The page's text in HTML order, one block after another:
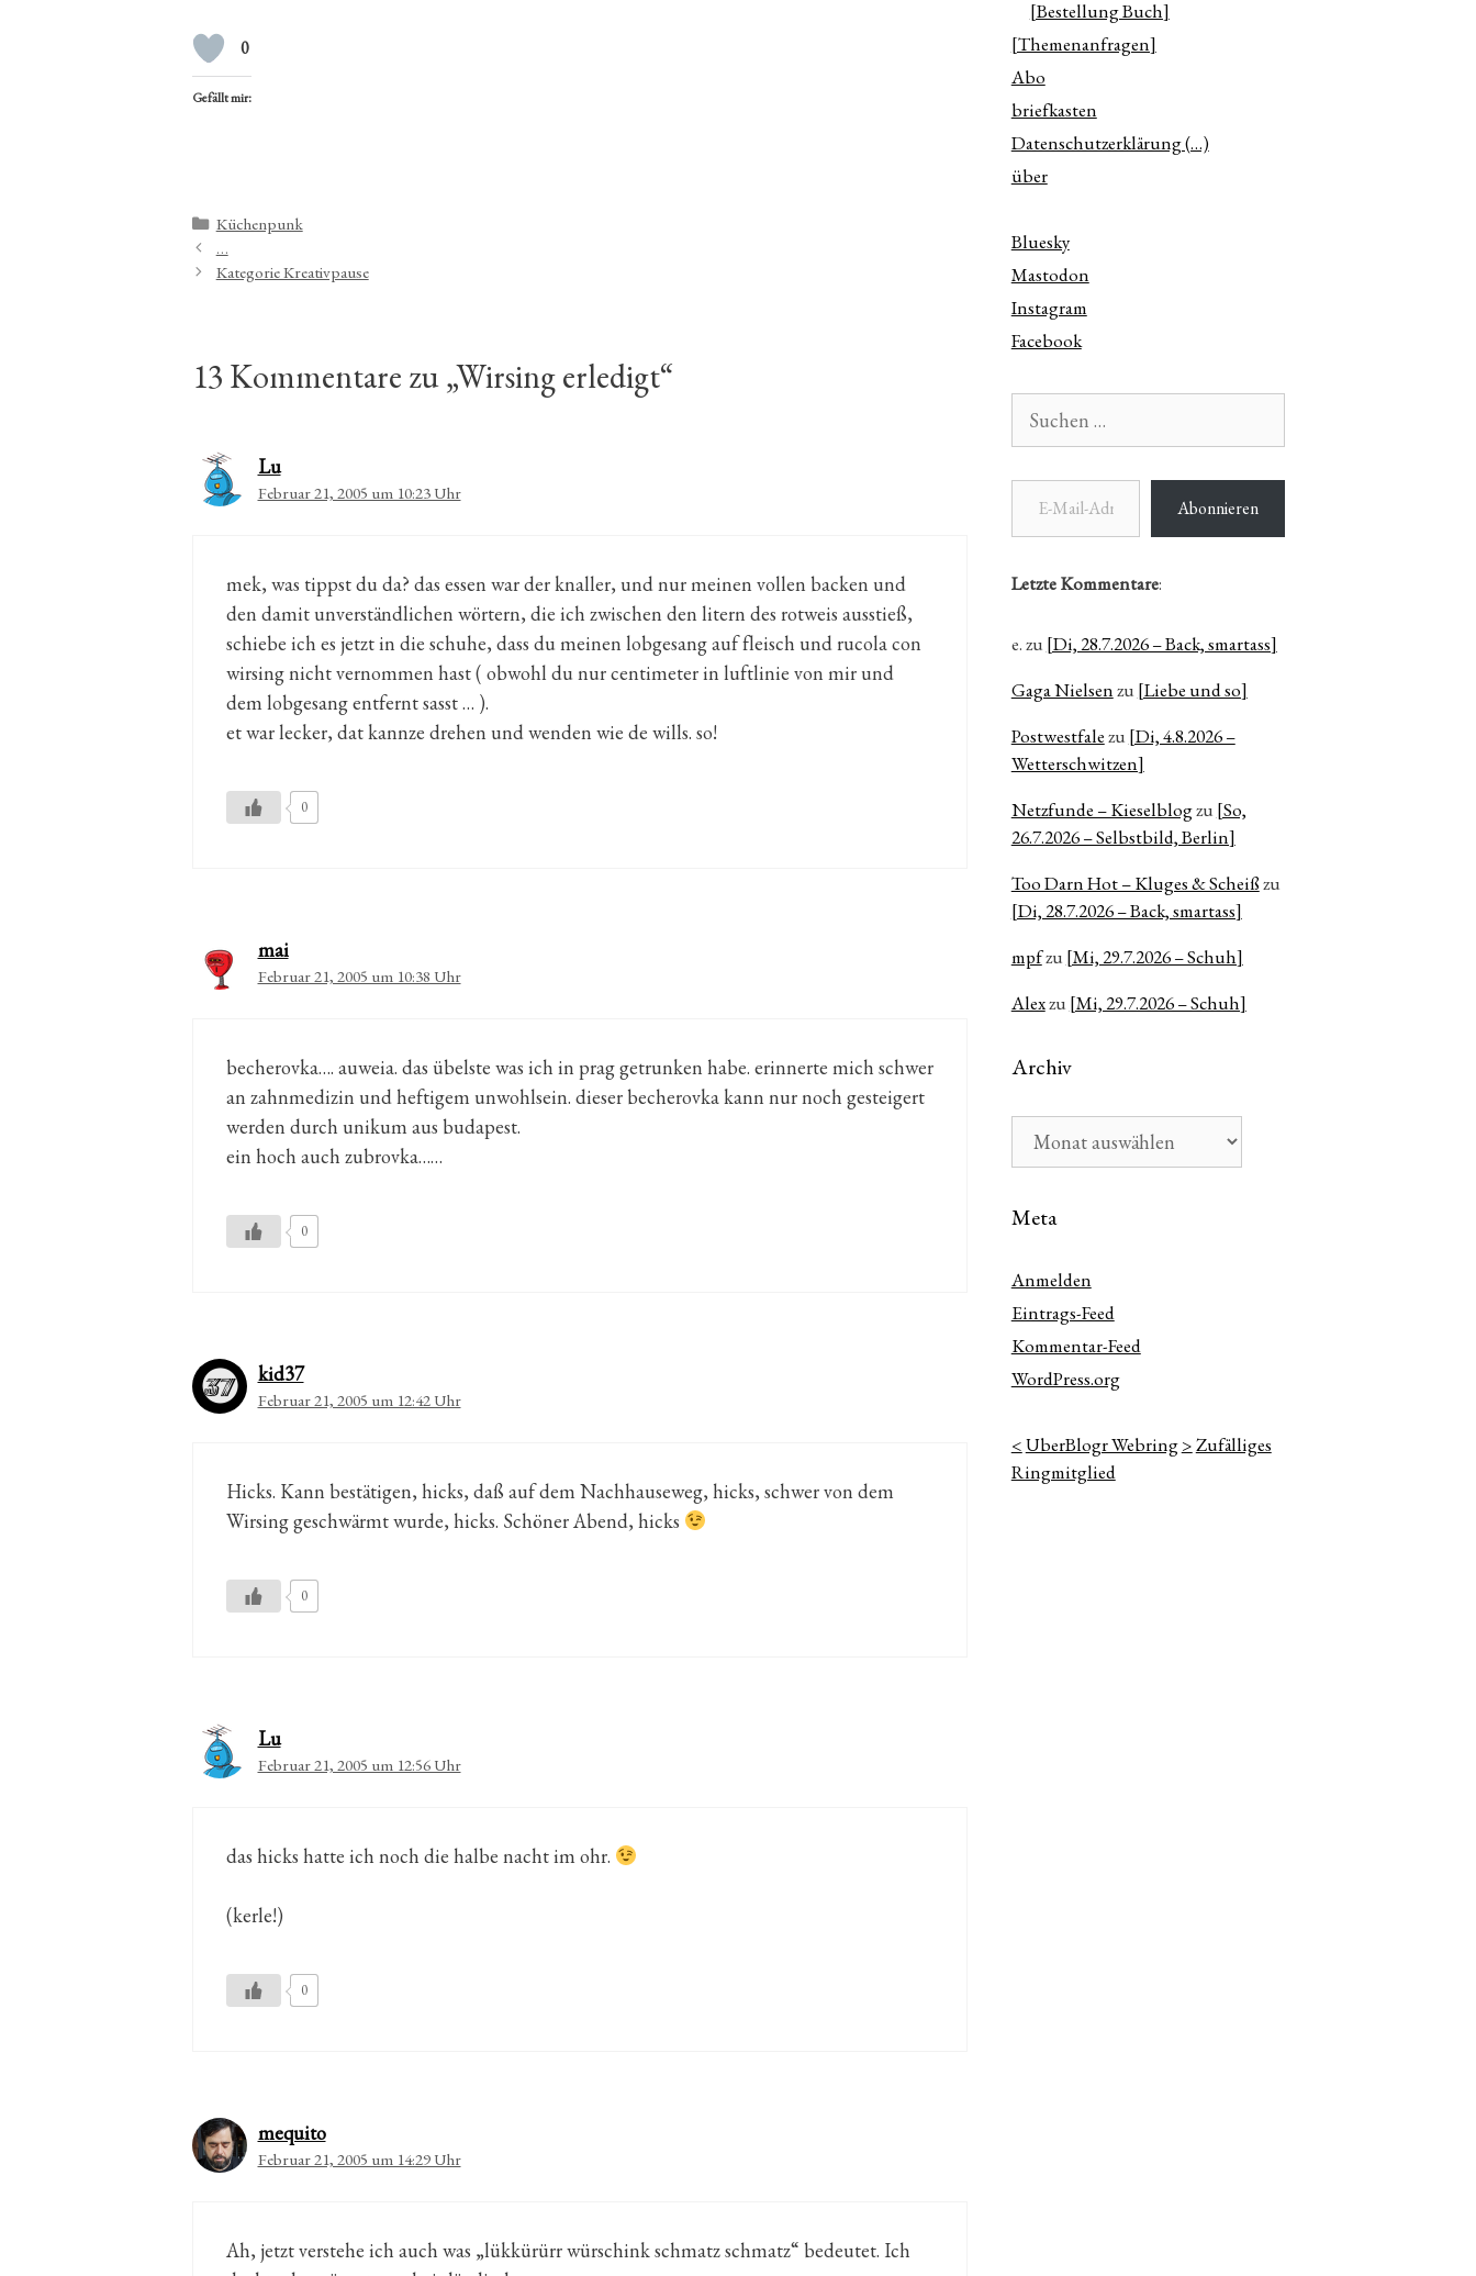
0
Gefällt mir:
Kategorien
Küchenpunk
…
Kategorie Kreativpause
13 Kommentare zu „Wirsing erledigt“
Lu
Februar 21, 2005 um 10:23 Uhr
mek, was tippst du da? das essen war der knaller, und nur meinen vollen backen und
den damit unverständlichen wörtern, die ich zwischen den litern des rotweis ausstieß,
schiebe ich es jetzt in die schuhe, dass du meinen lobgesang auf fleisch und rucola con
wirsing nicht vernommen hast ( obwohl du nur centimeter in luftlinie von mir und
dem lobgesang entfernt sasst … ).
et war lecker, dat kannze drehen und wenden wie de wills. so!
0
mai
Februar 21, 2005 um 10:38 Uhr
becherovka…. auweia. das übelste was ich in prag getrunken habe. erinnerte mich schwer
an zahnmedizin und heftigem unwohlsein. dieser becherovka kann nur noch gesteigert
werden durch unikum aus budapest.
ein hoch auch zubrovka……
0
kid37
Februar 21, 2005 um 12:42 Uhr
Hicks. Kann bestätigen, hicks, daß auf dem Nachhauseweg, hicks, schwer von dem
Wirsing geschwärmt wurde, hicks. Schöner Abend, hicks
0
Lu
Februar 21, 2005 um 12:56 Uhr
das hicks hatte ich noch die halbe nacht im ohr.
(kerle!)
0
mequito
Februar 21, 2005 um 14:29 Uhr
Ah, jetzt verstehe ich auch was „lükkürürr würschink schmatz schmatz“ bedeutet. Ich
[Bestellung Buch]
[Themenanfragen]
Abo
briefkasten
Datenschutzerklärung (…)
über
Bluesky
Mastodon
Instagram
Facebook
nach:
E-Mail-Adresse
Abonnieren
Letzte Kommentare:
e.zu [Di, 28.7.2026 – Back, smartass]
Gaga Nielsenzu [Liebe und so]
Postwestfalezu [Di, 4.8.2026 –
Wetterschwitzen]
Netzfunde – Kieselblogzu [So,
26.7.2026 – Selbstbild, Berlin]
Too Darn Hot – Kluges & Scheißzu
[Di, 28.7.2026 – Back, smartass]
mpfzu [Mi, 29.7.2026 – Schuh]
Alexzu [Mi, 29.7.2026 – Schuh]
Archiv
Meta
Anmelden
Eintrags-Feed
Kommentar-Feed
WordPress.org
<UberBlogr Webring>Zufälliges
Ringmitglied